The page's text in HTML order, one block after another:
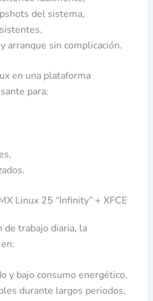
del sistema,
arranque sin complicación.
en una plataforma
para:
Linux 25 “Infinity” + XFCE
de trabajo diaria, la
y bajo consumo energético,
durante largos periodos,